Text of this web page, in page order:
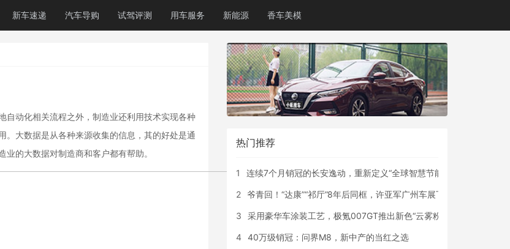
新车速递 汽车导购 试驾评测 用车服务 新能源 香车美模
自动化相关流程之外，制造业还利用技术实现各种
大数据是从各种来源收集的信息，其的好处是通
的大数据对制造商和客户都有帮助。
热门推荐
1 连续7个月销冠的长安逸动，重新定义“全球智慧节能家轿新标杆”
2 爷青回！“达康”“祁厅”8年后同框，许亚军广州车展下单极氪9X
3 采用豪华车涂装工艺，极氪007GT推出新色“云雾粉”
4 40万级销冠：问界M8，新中产的当红之选